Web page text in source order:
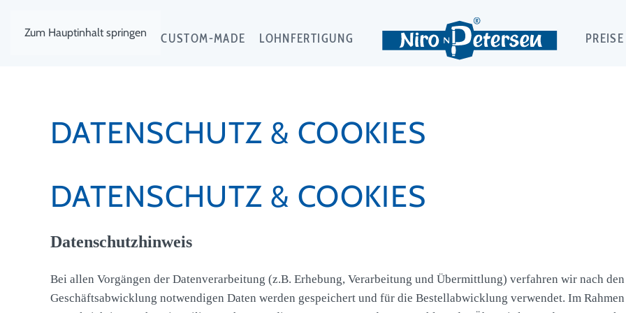
Zum Hauptinhalt springen
EXKLUSIV CUSTOM-MADE LOHNFERTIGUNG
DATENSCHUTZ & COOKIES
DATENSCHUTZ & COOKIES
Datenschutzhinweis
Bei allen Vorgängen der Datenverarbeitung (z.B. Erhebung, Verarbeitung und Übermittlung) verfahren wir nach
Geschäftsabwicklung notwendigen Daten werden gespeichert und für die Bestellabwicklung verwendet. Im